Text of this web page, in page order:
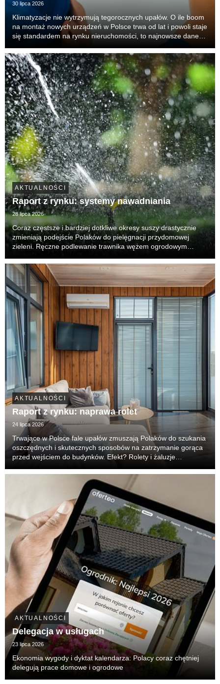
30 lipca 2026
Klimatyzacje nie wytrzymują tegorocznych upałów. O ile boom
na montaż nowych urządzeń w Polsce trwa od lat i powoli staje
się standardem na rynku nieruchomości, to najnowsze dane
rośnie presja na serwis i ratowanie...
AKTUALNOŚCI
Raport z rynku: systemy nawadniania
28 lipca 2026
Coraz częstsze i bardziej dotkliwe okresy suszy drastycznie
zmieniają podejście Polaków do pielęgnacji przydomowej
zieleni. Ręczne podlewanie trawnika wężem ogrodowym
najważniejsze, generuje ogromne straty wody...
AKTUALNOŚCI
Raport z rynku: naprawa rolet
24 lipca 2026
Trwające w Polsce fale upałów zmuszają Polaków do szukania
oszczędnych i skutecznych sposobów na zatrzymanie gorąca
przed wejściem do budynków. Efekt? Rolety i żaluzje
pierwszą linią obrony przed nagrzewaniem wnęt...
AKTUALNOŚCI
Delegacja w usługach
23 lipca 2026
Ekonomia wygody i dyktat kalendarza: Polacy coraz chętniej
delegują prace domowe i ogrodowe